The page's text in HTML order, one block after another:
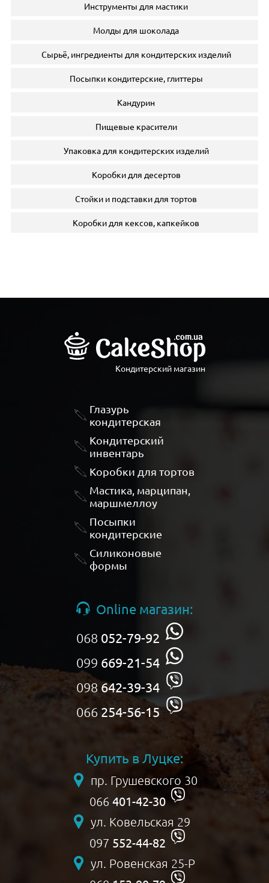
Инструменты для мастики
Молды для шоколада
Сырьё, ингредиенты для кондитерских изделий
Посыпки кондитерские, глиттеры
Кандурин
Пищевые красители
Упаковка для кондитерских изделий
Коробки для десертов
Стойки и подставки для тортов
Коробки для кексов, капкейков
Кондитерский магазин
Глазурь
кондитерская
Кондитерский
инвентарь
Коробки для тортов
Мастика, марципан,
маршмеллоу
Посыпки
кондитерские
Силиконовые
формы
Online магазин:
068 052-79-92
099 669-21-54
098 642-39-34
066 254-56-15
Купить в Луцке:
пр. Грушевского 30
066 401-42-30
ул. Ковельская 29
097 552-44-82
ул. Ровенская 25-Р